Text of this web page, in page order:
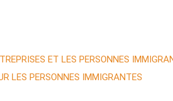
ET LES PERSONNES
LES PERSONNES IMMIGRANTES